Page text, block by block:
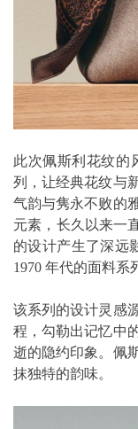
此次佩斯利花纹的
列，让经典花纹与
气韵与隽永不败的
元素，长久以来一
的设计产生了深远
1970 年代的面料系
该系列的设计灵感
程，勾勒出记忆中
逝的隐约印象。佩
抹独特的韵味。